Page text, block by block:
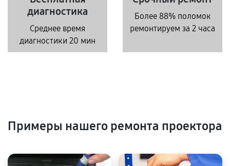
диагностика
Среднее время
диагностики 20 мин
Более 88% поломок
ремонтируем за 2 часа
Примеры нашего ремонта проектора